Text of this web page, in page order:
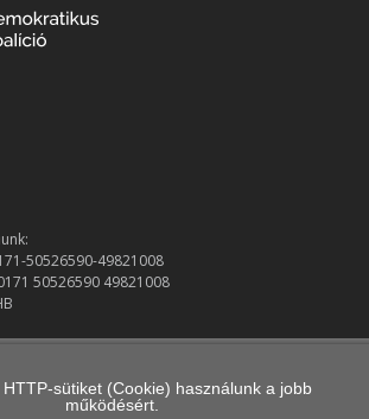
50526590-49821008
50526590 49821008
sütiket (Cookie) használunk a jobb
működésért.